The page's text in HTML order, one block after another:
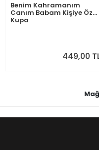
Benim Kahramanım
Canım Babam Kişiye Özel
Kupa
449,00